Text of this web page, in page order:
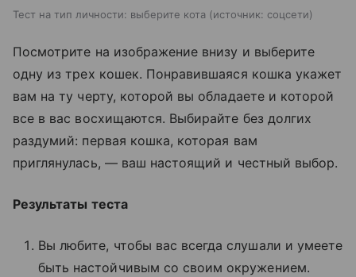
Тест на тип личности: выберите кота источник: соцсети
Посмотрите на изображение внизу и выберите
одну из трех кошек. Понравившаяся кошка укажет
вам на ту черту, которой вы обладаете и которой
все в вас восхищаются. Выбирайте без долгих
раздумий: первая кошка, которая вам
приглянулась, — ваш настоящий и честный выбор.
Результаты теста
Вы любите, чтобы вас всегда слушали и умеете
быть настойчивым со своим окружением.